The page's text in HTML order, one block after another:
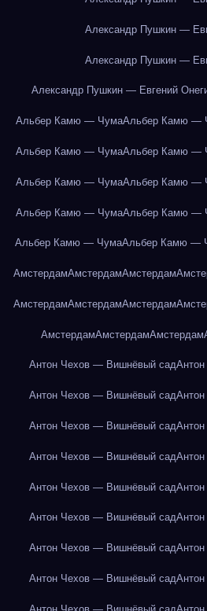
Александр Пушкин —
Александр Пушкин —
Александр Пушкин — Евгений
Альбер Камю — ЧумаАльбер Камю —
Альбер Камю — ЧумаАльбер Камю —
Альбер Камю — ЧумаАльбер Камю —
Альбер Камю — ЧумаАльбер Камю —
Альбер Камю — ЧумаАльбер Камю —
АмстердамАмстердамАмстердам
АмстердамАмстердамАмстердам
АмстердамАмстердамАмстердам
Антон Чехов — Вишнёвый сад
Антон Чехов — Вишнёвый сад
Антон Чехов — Вишнёвый сад
Антон Чехов — Вишнёвый сад
Антон Чехов — Вишнёвый сад
Антон Чехов — Вишнёвый сад
Антон Чехов — Вишнёвый сад
Антон Чехов — Вишнёвый сад